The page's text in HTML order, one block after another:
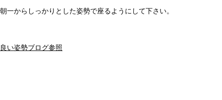
朝一からしっかりとした姿勢で座るようにして下さい。
良い姿勢ブログ参照